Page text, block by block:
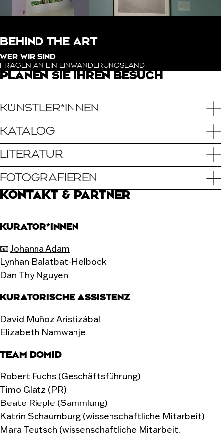
BEHIND THE ART
WER WIR SIND
FRAGEN AN EIN EINWANDERUNGSLAND
PLANEN SIE IHREN BESUCH
KÜNSTLER*INNEN
KATALOG
LITERATUR
FOTOGRAFIEREN
KONTAKT & PARTNER
KURATOR*INNEN
📧Johanna Adam
Lynhan Balatbat-Helbock
Dan Thy Nguyen
KURATORISCHE ASSISTENZ
David Muñoz Aristizábal
Elizabeth Namwanje
TEAM DOMID
Robert Fuchs (Geschäftsführung)
Timo Glatz (PR)
Beate Rieple (Sammlung)
Katrin Schaumburg (wissenschaftliche Mitarbeit)
Mara Teutsch (wissenschaftliche Mitarbeit,